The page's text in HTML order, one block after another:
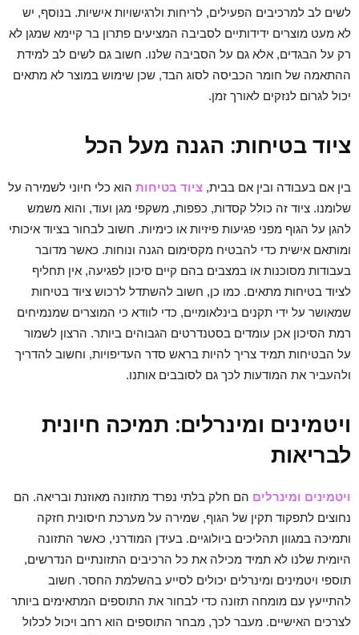
לשים לב למרכיבים הפעילים, לריחות ולרגישויות אישיות. בנוסף, יש
לא מעט מוצרים ידידותיים לסביבה המציעים פתרון בר קיימא שמגן לא
רק על הבגדים, אלא גם על הסביבה שלנו. חשוב גם לשים לב למידת
ההתאמה של חומר הכביסה לסוג הבד, שכן שימוש במוצר לא מתאים
יכול לגרום לנזקים לאורך זמן.
ציוד בטיחות: הגנה מעל הכל
בין אם בעבודה ובין אם בבית, ציוד בטיחות הוא כלי חיוני לשמירה על
שלומנו. ציוד זה כולל קסדות, כפפות, משקפי מגן ועוד, והוא משמש
להגן על הגוף מפני פגיעות פיזיות או כימיות. חשוב לבחור בציוד איכותי
ומותאם אישית כדי להבטיח מקסימום הגנה ונוחות. כאשר מדובר
בעבודות מסוכנות או במצבים בהם קיים סיכון לפגיעה, אין תחליף
לציוד בטיחות מתאים. כמו כן, חשוב להשתדל לרכוש ציוד בטיחות
שמאושר על ידי תקנים בינלאומיים, כדי לוודא כי המוצרים שמנמיחים
רמת הסיכון אכן עומדים בסטנדרטים הגבוהים ביותר. הרצון לשמור
על הבטיחות תמיד צריך להיות בראש סדר העדיפויות, וחשוב להדריך
ולהעביר את המודעות לכך גם לסובבים אותנו.
ויטמינים ומינרלים: תמיכה חיונית
לבריאות
ויטמינים ומינרלים הם חלק בלתי נפרד מתזונה מאוזנת ובריאה. הם
נחוצים לתפקוד תקין של הגוף, שמירה על מערכת חיסונית חזקה
ותמיכה במגוון תהליכים ביולוגיים. בעידן המודרני, כאשר התזונה
היומית שלנו לא תמיד מכילה את כל הרכיבים התזונתיים הנדרשים,
תוספי ויטמינים ומינרלים יכולים לסייע בהשלמת החסר. חשוב
להתייעץ עם מומחה תזונה כדי לבחור את התוספים המתאימים ביותר
לצרכים האישיים. מעבר לכך, מבחר התוספים הוא רחב ויכול לכלול